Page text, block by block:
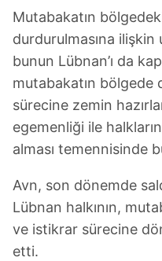
Mutabakatın
durdurulmasına
bunun Lübnan’ı da
mutabakatın bölgede
sürecine zemin
egemenliği ile
alması temennisinde
Avn, son dönemde
Lübnan halkının,
ve istikrar sürecine
etti.